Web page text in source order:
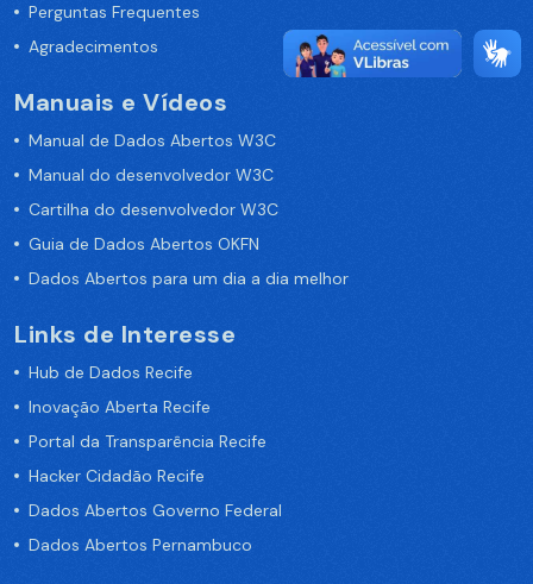
Perguntas Frequentes
Agradecimentos
Manuais e Vídeos
Manual de Dados Abertos W3C
Manual do desenvolvedor W3C
Cartilha do desenvolvedor W3C
Guia de Dados Abertos OKFN
Dados Abertos para um dia a dia melhor
Links de Interesse
Hub de Dados Recife
Inovação Aberta Recife
Portal da Transparência Recife
Hacker Cidadão Recife
Dados Abertos Governo Federal
Dados Abertos Pernambuco